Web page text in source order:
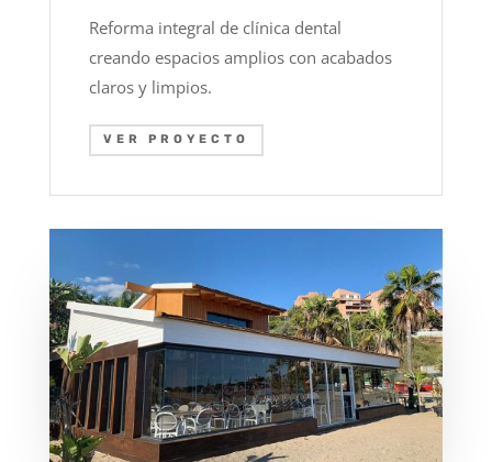
Reforma integral de clínica dental
creando espacios amplios con acabados
claros y limpios.
VER PROYECTO